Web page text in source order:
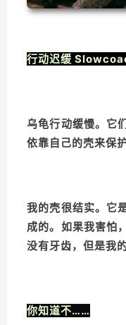
行动迟缓
乌龟行动缓慢。它
依靠自己的壳来保护
我的壳很结实。它
成的。如果我害怕
没有牙齿，但是我
你知道不……